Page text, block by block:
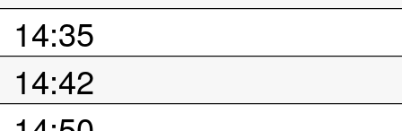
14:35
14:42